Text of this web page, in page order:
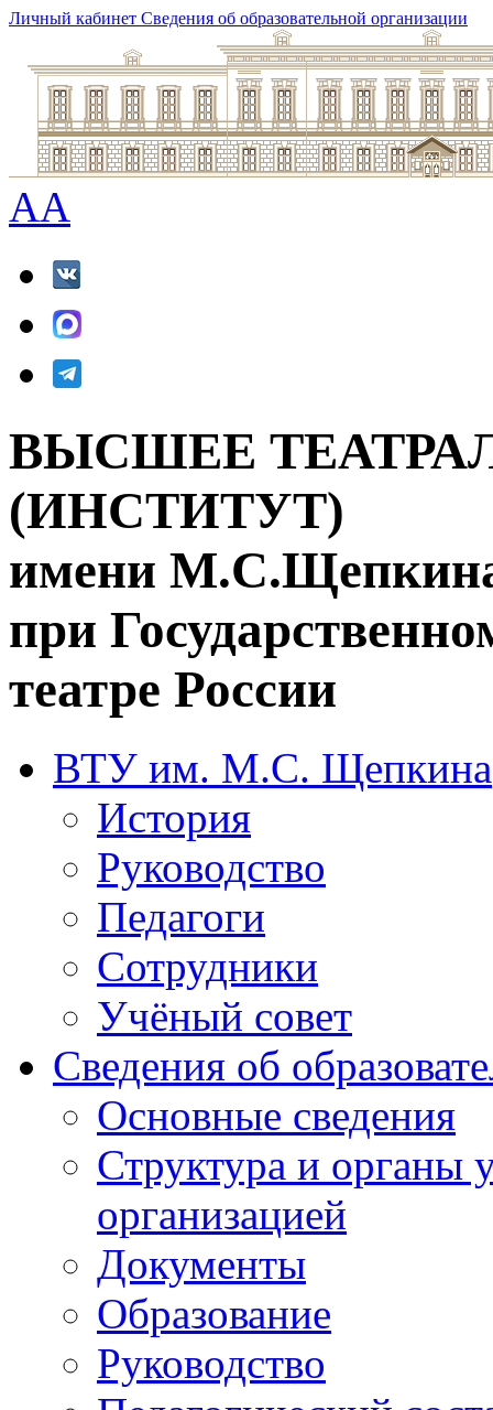
Личный кабинет Сведения об образовательной организации
AA
ВЫСШЕЕ
(ИНСТИТУТ)
имени
при
театре России
ВТУ им. М.С. Щепкина
История
Руководство
Педагоги
Сотрудники
Учёный совет
Сведения об
Основные сведения
Структура и органы
организацией
Документы
Образование
Руководство